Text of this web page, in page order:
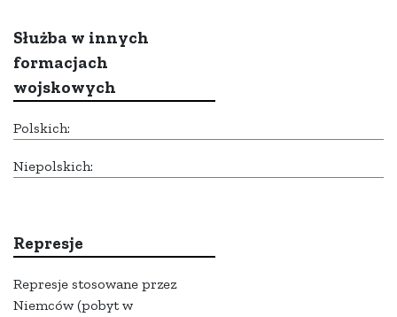
Służba w innych
formacjach
wojskowych
Polskich:
Niepolskich:
Represje
Represje stosowane przez
Niemców (pobyt w